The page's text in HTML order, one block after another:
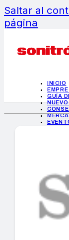
Saltar al
página
INICIO
GUÍA
INICIO
GUÍA DE